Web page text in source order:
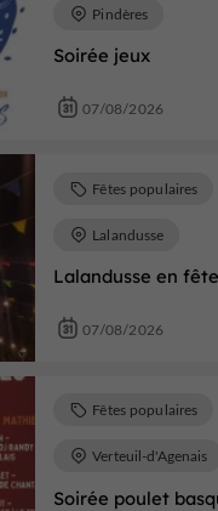
Soirée jeux
Pindères
07/08/2026
Lalandusse en
Fêtes populaires
Lalandusse
07/08/2026
Soirée poulet
Fêtes populaires
Verteuil-d'Agenais